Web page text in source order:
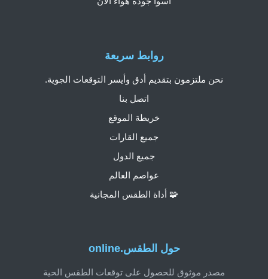
حول الطقس.online
مصدر موثوق للحصول على توقعات الطقس الحية
روابط سريعة
نحن ملتزمون بتقديم أدق وأيسر التوقعات الجوية.
اتصل بنا
خريطة الموقع
جميع القارات
جميع الدول
عواصم العالم
🧩 أداة الطقس المجانية